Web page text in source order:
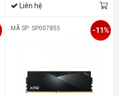
Liên hệ
MÃ SP: SP007855 -11%